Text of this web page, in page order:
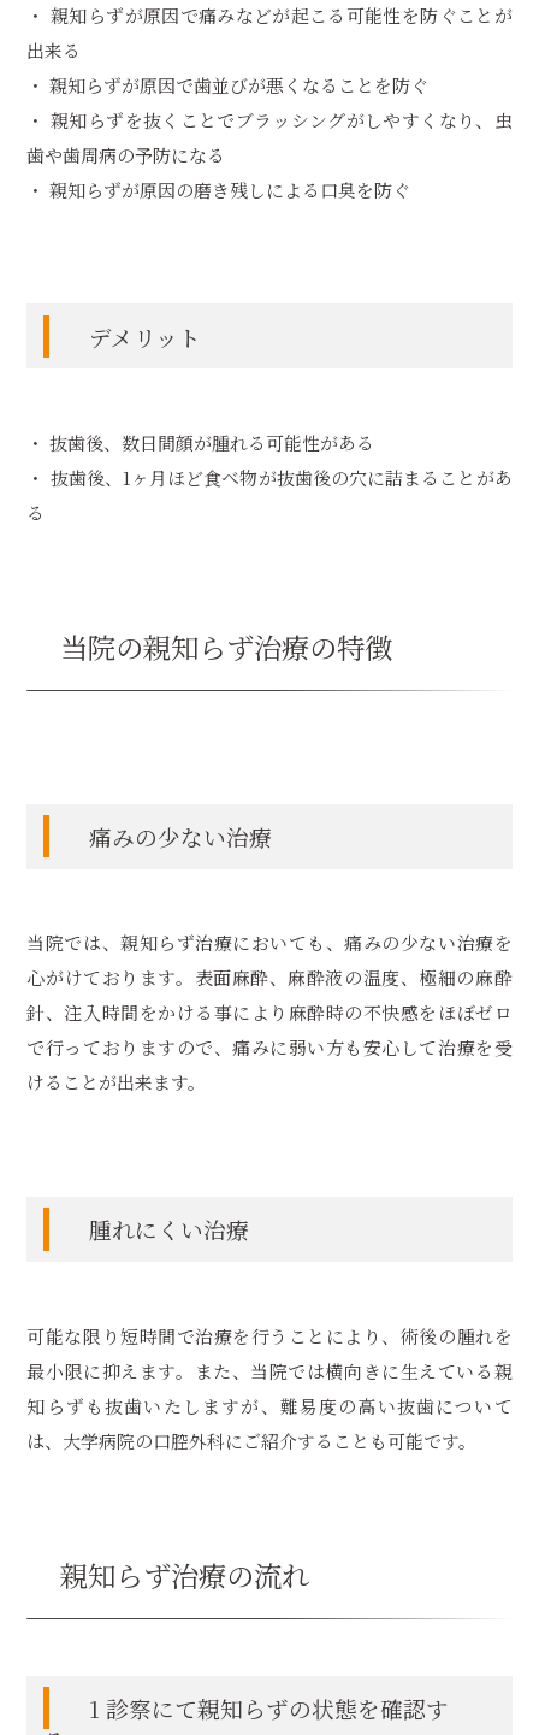
・ 親知らずが原因で痛みなどが起こる可能性を防ぐことが
出来る
・ 親知らずが原因で歯並びが悪くなることを防ぐ
・ 親知らずを抜くことでブラッシングがしやすくなり、虫
歯や歯周病の予防になる
・ 親知らずが原因の磨き残しによる口臭を防ぐ
デメリット
・ 抜歯後、数日間顔が腫れる可能性がある
・ 抜歯後、1ヶ月ほど食べ物が抜歯後の穴に詰まることがあ
る
当院の親知らず治療の特徴
痛みの少ない治療
当院では、親知らず治療においても、痛みの少ない治療を
心がけております。表面麻酔、麻酔液の温度、極細の麻酔
針、注入時間をかける事により麻酔時の不快感をほぼゼロ
で行っておりますので、痛みに弱い方も安心して治療を受
けることが出来ます。
腫れにくい治療
可能な限り短時間で治療を行うことにより、術後の腫れを
最小限に抑えます。また、当院では横向きに生えている親
知らずも抜歯いたしますが、難易度の高い抜歯について
は、大学病院の口腔外科にご紹介することも可能です。
親知らず治療の流れ
1 診察にて親知らずの状態を確認す